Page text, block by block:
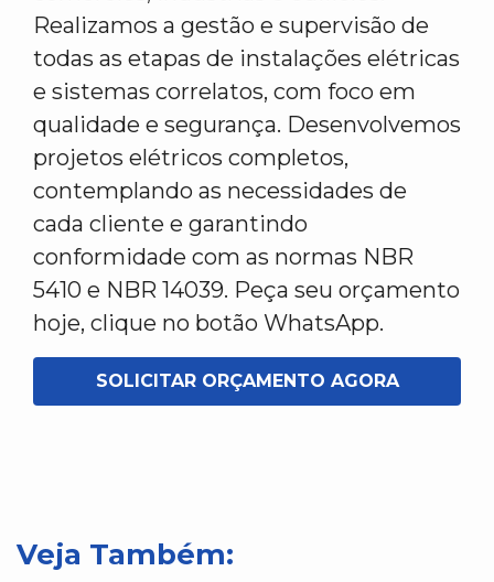
Realizamos a gestão e supervisão de
todas as etapas de instalações elétricas
e sistemas correlatos, com foco em
qualidade e segurança. Desenvolvemos
projetos elétricos completos,
contemplando as necessidades de
cada cliente e garantindo
conformidade com as normas NBR
5410 e NBR 14039. Peça seu orçamento
hoje, clique no botão WhatsApp.
SOLICITAR ORÇAMENTO AGORA
Veja Também: